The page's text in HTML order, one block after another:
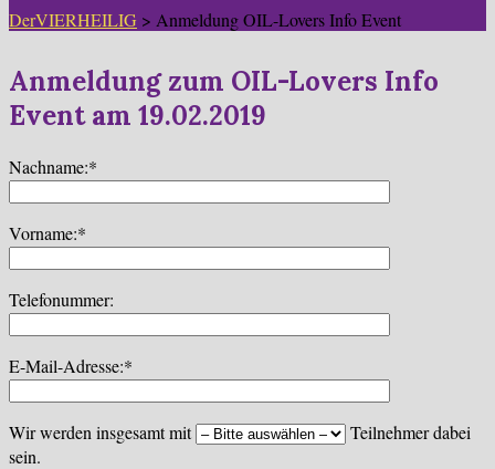
DerVIERHEILIG > Anmeldung OIL-Lovers Info Event
Anmeldung zum OIL-Lovers Info
Event am 19.02.2019
Nachname:*
Vorname:*
Telefonummer:
E-Mail-Adresse:*
Wir werden insgesamt mit
Teilnehmer dabei
sein.